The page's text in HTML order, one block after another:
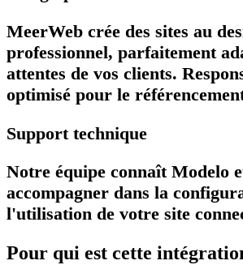
MeerWeb crée des sites au
professionnel, parfaitement
attentes de vos clients.
optimisé pour le
Support technique
Notre équipe connaît Modelo
accompagner dans la
l'utilisation de votre site
Pour qui est cette